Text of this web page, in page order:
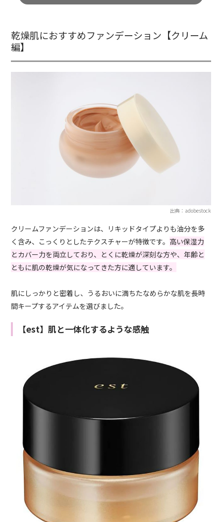
乾燥肌におすすめファンデーション【クリーム
編】
出典：adobestock
クリームファンデーションは、リキッドタイプよりも油分を多
く含み、こっくりとしたテクスチャーが特徴です。 高い保湿力
とカバー力を両立しており、とくに乾燥が深刻な方や、年齢と
ともに肌の乾燥が気になってきた方に適しています。
肌にしっかりと密着し、うるおいに満ちたなめらかな肌を長時
間キープするアイテムを選びました。
【est】肌と一体化するような感触